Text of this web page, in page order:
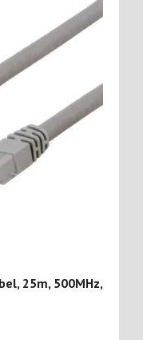
25m, 500MHz,